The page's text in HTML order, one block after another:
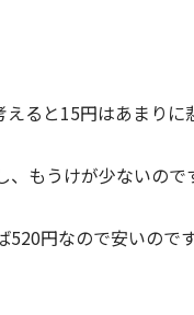
ると15円はあまりに
もうけが少ないので
円なので安いので